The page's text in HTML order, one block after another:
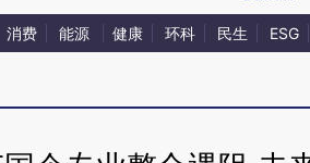
消费 能源 健康 环科 民生 ESG